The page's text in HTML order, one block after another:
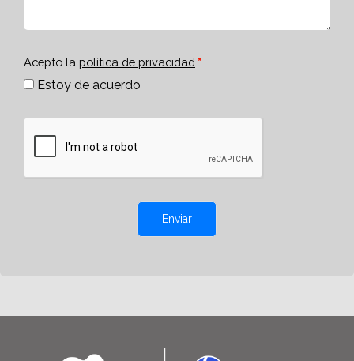
Acepto la política de privacidad
Estoy de acuerdo
Enviar